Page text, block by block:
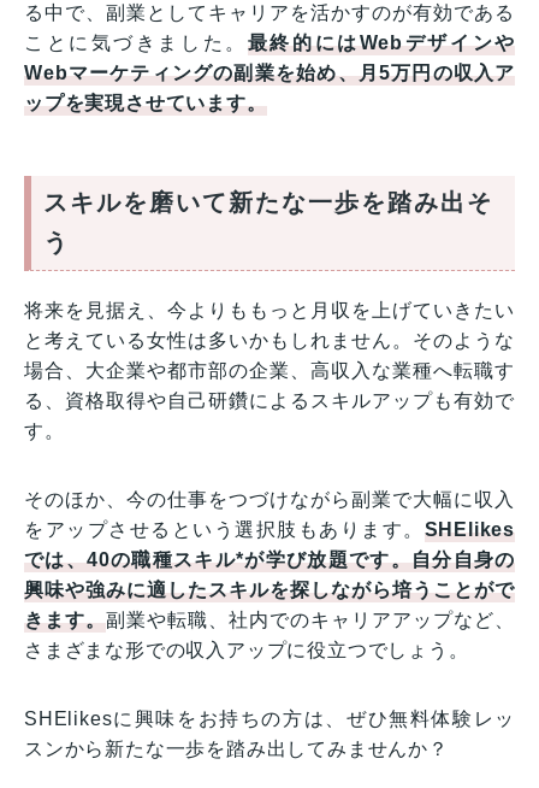
る中で、副業としてキャリアを活かすのが有効である
ことに気づきました。 最終的にはWebデザインや
Webマーケティングの副業を始め、月5万円の収入ア
ップを実現させています。
スキルを磨いて新たな一歩を踏み出そ
う
将来を見据え、今よりももっと月収を上げていきたい
と考えている女性は多いかもしれません。そのような
場合、大企業や都市部の企業、高収入な業種へ転職す
る、資格取得や自己研鑽によるスキルアップも有効で
す。
そのほか、今の仕事をつづけながら副業で大幅に収入
をアップさせるという選択肢もあります。 SHElikes
では、40の職種スキル*が学び放題です。自分自身の
興味や強みに適したスキルを探しながら培うことがで
きます。副業や転職、社内でのキャリアアップなど、
さまざまな形での収入アップに役立つでしょう。
SHElikesに興味をお持ちの方は、ぜひ無料体験レッ
スンから新たな一歩を踏み出してみませんか？